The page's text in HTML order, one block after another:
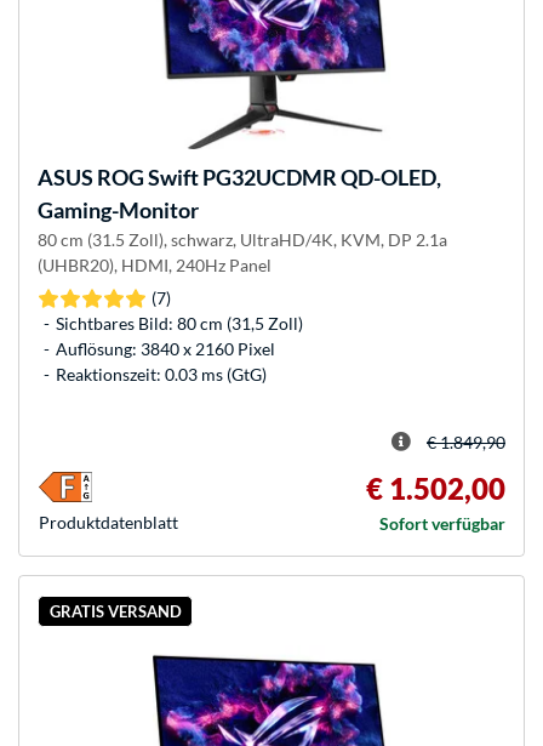
ASUS ROG Swift PG32UCDMR QD-OLED,
Gaming-Monitor
80 cm (31.5 Zoll), schwarz, UltraHD/4K, KVM, DP 2.1a
(UHBR20), HDMI, 240Hz Panel
(7)
Sichtbares Bild: 80 cm (31,5 Zoll)
Auflösung: 3840 x 2160 Pixel
Reaktionszeit: 0.03 ms (GtG)
€ 1.849,90
€ 1.502,00
Sofort verfügbar
Produkt­datenblatt
GRATIS VERSAND